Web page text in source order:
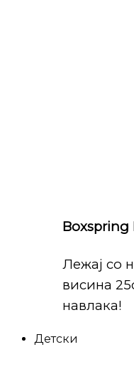
Boxspring
Лежај со
висина
навлака!
Детски